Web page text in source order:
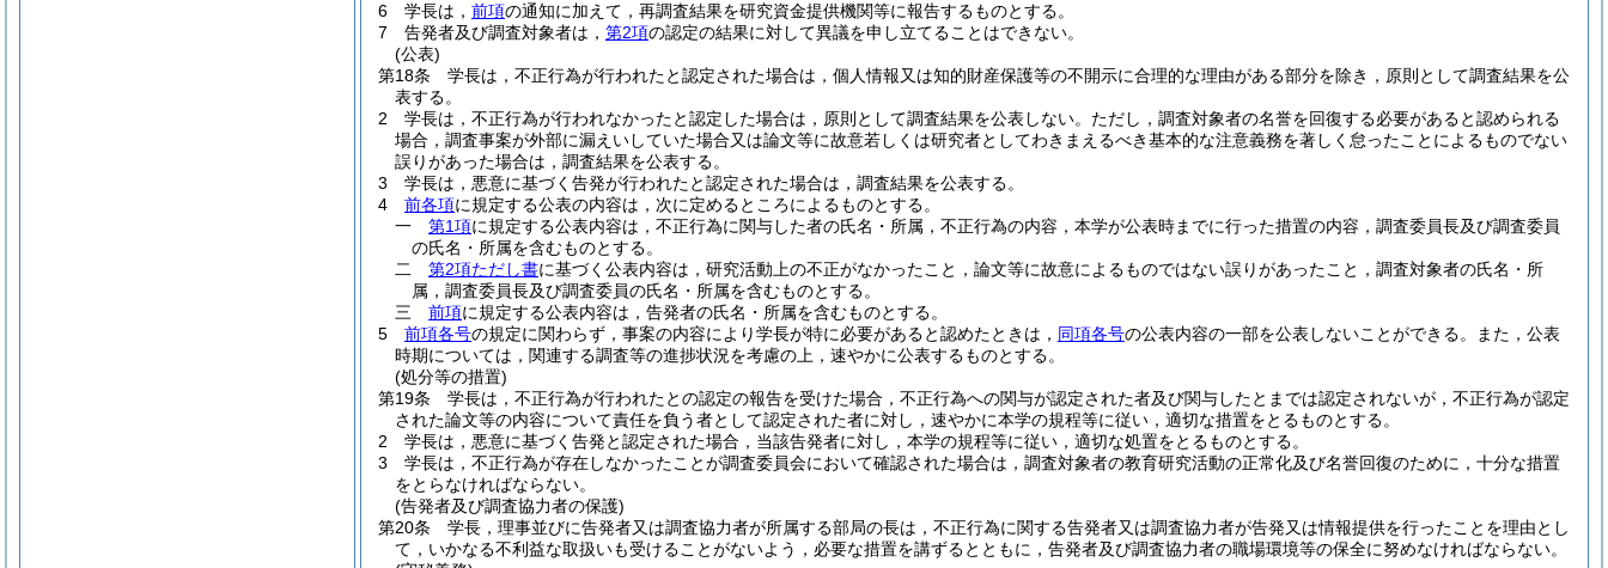
6
学長は， 前項の通知に加えて，再調査結果を研究資金提供機関等に報告するものとする。
7
告発者及び調査対象者は， 第2項の認定の結果に対して異議を申し立てることはできない。
(公表)
第18条
学長は，不正行為が行われたと認定された場合は，個人情報又は知的財産保護等の不開示に合理的な理由がある部分を除き，原則として調査結果を公
表する。
2
学長は，不正行為が行われなかったと認定した場合は，原則として調査結果を公表しない。 ただし，調査対象者の名誉を回復する必要があると認められる
場合，調査事案が外部に漏えいしていた場合又は論文等に故意若しくは研究者としてわきまえるべき基本的な注意義務を著しく怠ったことによるものでない
誤りがあった場合は，調査結果を公表する。
3
学長は，悪意に基づく告発が行われたと認定された場合は，調査結果を公表する。
4
前各項に規定する公表の内容は，次に定めるところによるものとする。
一
第1項に規定する公表内容は，不正行為に関与した者の氏名・所属，不正行為の内容，本学が公表時までに行った措置の内容，調査委員長及び調査委員
の氏名・所属を含むものとする。
二
第2項ただし書に基づく公表内容は，研究活動上の不正がなかったこと，論文等に故意によるものではない誤りがあったこと，調査対象者の氏名・所
属，調査委員長及び調査委員の氏名・所属を含むものとする。
三
前項に規定する公表内容は，告発者の氏名・所属を含むものとする。
5
前項各号の規定に関わらず，事案の内容により学長が特に必要があると認めたときは， 同項各号の公表内容の一部を公表しないことができる。
また，公表
時期については，関連する調査等の進捗状況を考慮の上，速やかに公表するものとする。
(処分等の措置)
第19条
学長は，不正行為が行われたとの認定の報告を受けた場合，不正行為への関与が認定された者及び関与したとまでは認定されないが，不正行為が認定
された論文等の内容について責任を負う者として認定された者に対し，速やかに本学の規程等に従い，適切な措置をとるものとする。
2
学長は，悪意に基づく告発と認定された場合，当該告発者に対し，本学の規程等に従い，適切な処置をとるものとする。
3
学長は，不正行為が存在しなかったことが調査委員会において確認された場合は，調査対象者の教育研究活動の正常化及び名誉回復のために，十分な措置
をとらなければならない。
(告発者及び調査協力者の保護)
第20条
学長，理事並びに告発者又は調査協力者が所属する部局の長は，不正行為に関する告発者又は調査協力者が告発又は情報提供を行ったことを理由とし
て，いかなる不利益な取扱いも受けることがないよう，必要な措置を講ずるとともに，告発者及び調査協力者の職場環境等の保全に努めなければならない。